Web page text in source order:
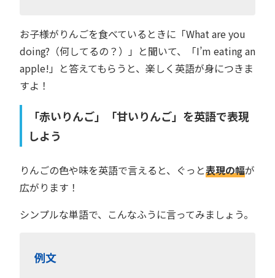
お子様がりんごを食べているときに「What are you
doing?（何してるの？）」と聞いて、「I’m eating an
apple!」と答えてもらうと、楽しく英語が身につきま
すよ！
「赤いりんご」「甘いりんご」を英語で表現
しよう
りんごの色や味を英語で言えると、ぐっと表現の幅が
広がります！
シンプルな単語で、こんなふうに言ってみましょう。
例文